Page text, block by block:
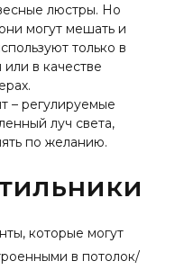
люстры. Но
могут мешать и
только в
или в качестве
– регулируемые
луч света,
по желанию.
которые могут
в потолок/